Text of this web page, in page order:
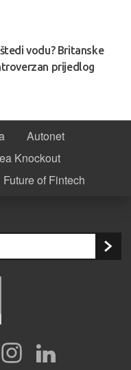
vodu? Britanske
prijedlog
Autonet
Knockout
Future of Fintech